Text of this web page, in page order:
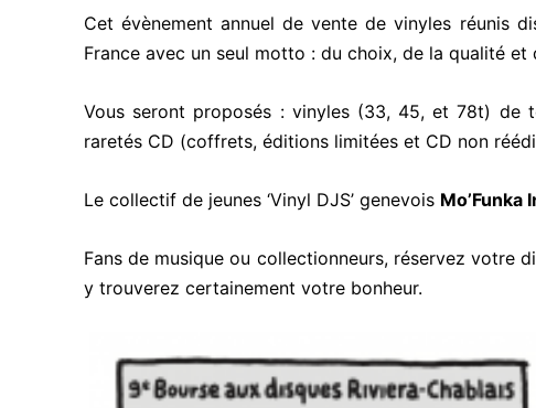
Cet évènement annuel de vente de vinyles réunis
France avec un seul motto : du choix, de la qualité et
Vous seront proposés : vinyles (33, 45, et 78t) de
raretés CD (coffrets, éditions limitées et CD non
Le collectif de jeunes ‘Vinyl DJS’ genevois Mo’Funka
Fans de musique ou collectionneurs, réservez votre
y trouverez certainement votre bonheur.